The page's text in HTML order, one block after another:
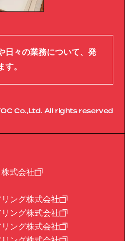
日々の業務について、発
す。
Co.,Ltd. All rights reserved
式会社
ング株式会社
ング株式会社
ング株式会社